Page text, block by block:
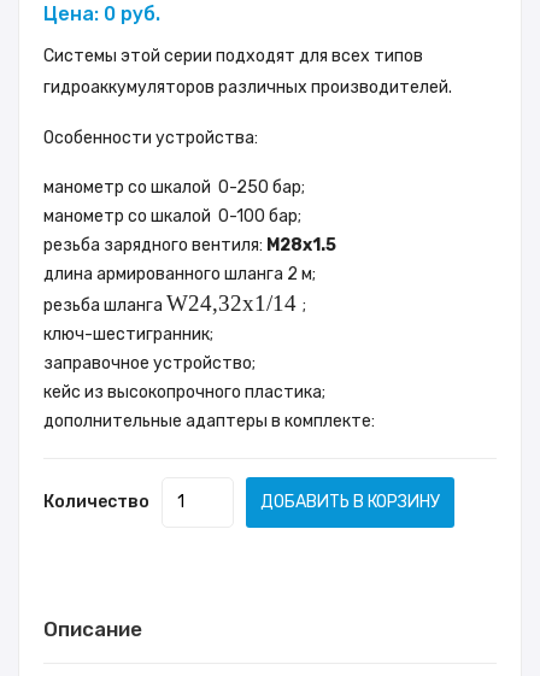
Цена: 0 руб.
Системы этой серии подходят для всех типов
гидроаккумуляторов различных производителей.
Особенности устройства:
манометр со шкалой 0-250 бар;
манометр со шкалой 0-100 бар;
резьба зарядного вентиля: M28х1.5
длина армированного шланга 2 м;
резьба шланга W24,32x1/14 ;
ключ-шестигранник;
заправочное устройство;
кейс из высокопрочного пластика;
дополнительные адаптеры в комплекте:
Количество ДОБАВИТЬ В КОРЗИНУ
Описание